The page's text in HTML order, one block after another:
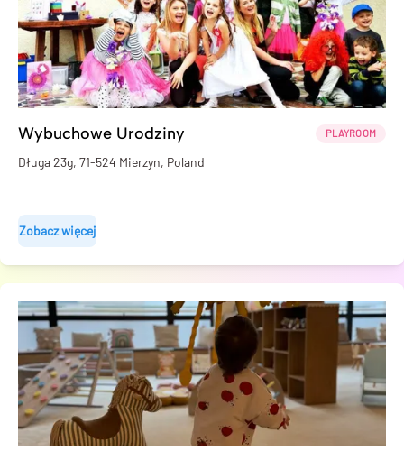
Wybuchowe Urodziny PLAYROOM
Długa 23g, 71-524 Mierzyn, Poland
Zobacz więcej